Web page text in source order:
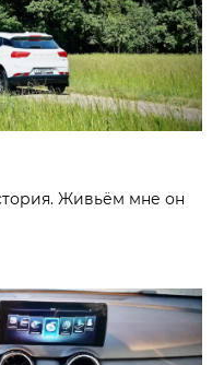
Живьём мне он